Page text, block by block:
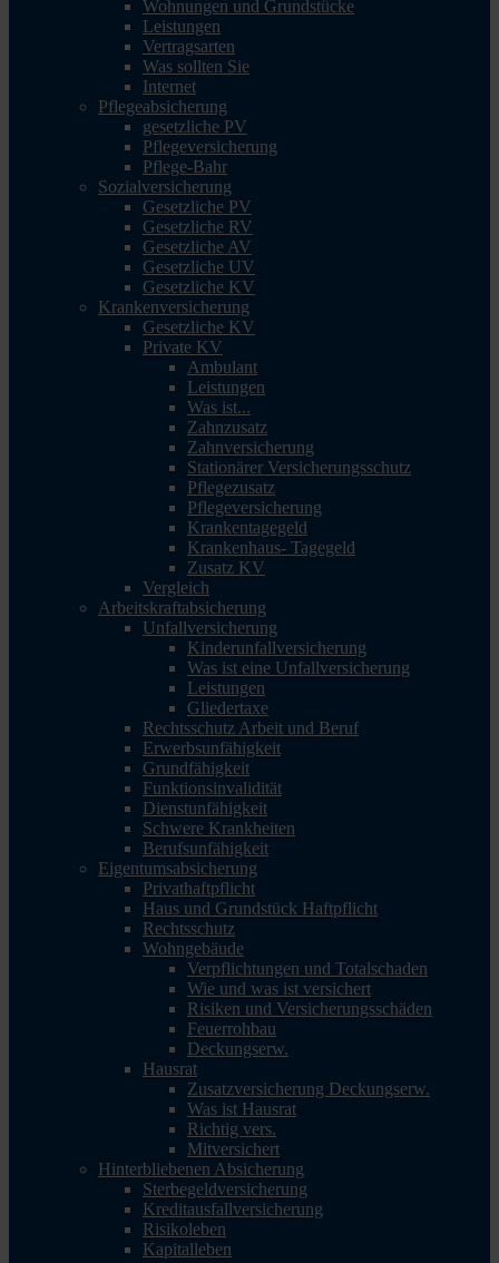
Wohnungen und Grundstücke
Leistungen
Vertragsarten
Was sollten Sie
Internet
Pflegeabsicherung
gesetzliche PV
Pflegeversicherung
Pflege-Bahr
Sozialversicherung
Gesetzliche PV
Gesetzliche RV
Gesetzliche AV
Gesetzliche UV
Gesetzliche KV
Krankenversicherung
Gesetzliche KV
Private KV
Ambulant
Leistungen
Was ist...
Zahnzusatz
Zahnversicherung
Stationärer Versicherungsschutz
Pflegezusatz
Pflegeversicherung
Krankentagegeld
Krankenhaus- Tagegeld
Zusatz KV
Vergleich
Arbeitskraftabsicherung
Unfallversicherung
Kinderunfallversicherung
Was ist eine Unfallversicherung
Leistungen
Gliedertaxe
Rechtsschutz Arbeit und Beruf
Erwerbsunfähigkeit
Grundfähigkeit
Funktionsinvalidität
Dienstunfähigkeit
Schwere Krankheiten
Berufsunfähigkeit
Eigentumsabsicherung
Privathaftpflicht
Haus und Grundstück Haftpflicht
Rechtsschutz
Wohngebäude
Verpflichtungen und Totalschaden
Wie und was ist versichert
Risiken und Versicherungsschäden
Feuerrohbau
Deckungserw.
Hausrat
Zusatzversicherung Deckungserw.
Was ist Hausrat
Richtig vers.
Mitversichert
Hinterbliebenen Absicherung
Sterbegeldversicherung
Kreditausfallversicherung
Risikoleben
Kapitalleben